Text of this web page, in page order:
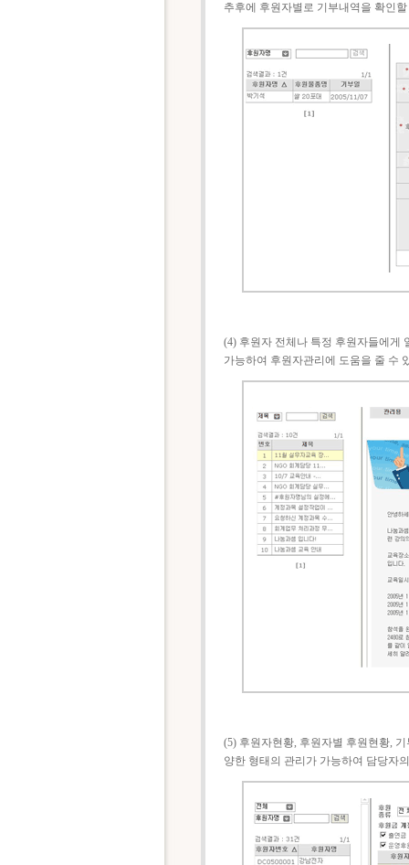
추후에 후원자별로 기부내역을 확인
(4) 후원자 전체나 특정 후원자들에게
가능하여 후원자관리에 도움을 줄 수
(5) 후원자현황, 후원자별 후원현황,
양한 형태의 관리가 가능하여 담당자